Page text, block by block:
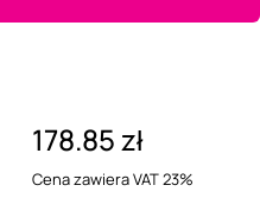
178.85 zł
Cena zawiera VAT 23%